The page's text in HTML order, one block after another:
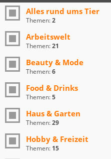
Alles rund ums Tier
Themen:2
Arbeitswelt
Themen:21
Beauty & Mode
Themen:6
Food & Drinks
Themen:5
Haus & Garten
Themen:29
Hobby & Freizeit
Themen: 15